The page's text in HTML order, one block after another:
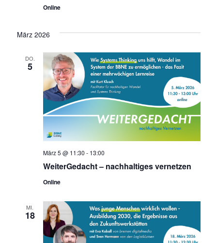
Online
März 2026
DO.
5
WeiterGedacht – nachhaltiges vernetzen
März 5 @ 11:30 - 13:00
Online
MI.
18